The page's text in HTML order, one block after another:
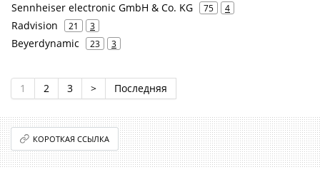
Sennheiser electronic GmbH & Co. KG 75 4
Radvision 21 3
Beyerdynamic 23 3
1 2 3 > Последняя
КОРОТКАЯ ССЫЛКА